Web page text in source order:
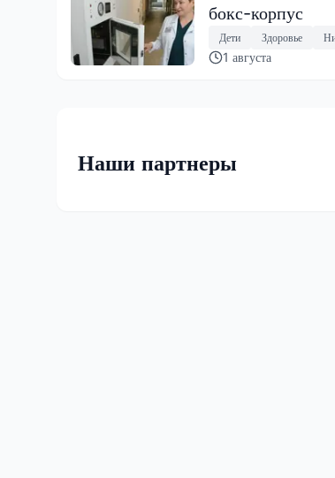
бокс-корпус
Дети Здоровье
1 августа
Наши партнеры